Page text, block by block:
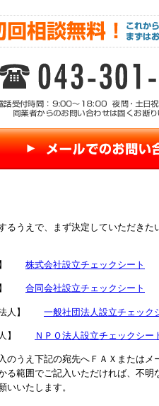
るうえで、まず決定していただき
】 株式会社設立チェックシート
】 合同会社設立チェックシート
法人】 一般社団法人設立チェック
人】 ＮＰＯ法人設立チェックシー
のうえ下記の宛先へＦＡＸまたはメ
る範囲でご記入いただければ、不明
いいたします。